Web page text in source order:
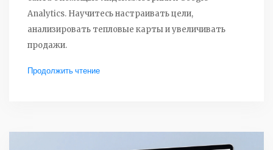
Analytics. Научитесь настраивать цели,
анализировать тепловые карты и увеличивать
продажи.
Продолжить чтение